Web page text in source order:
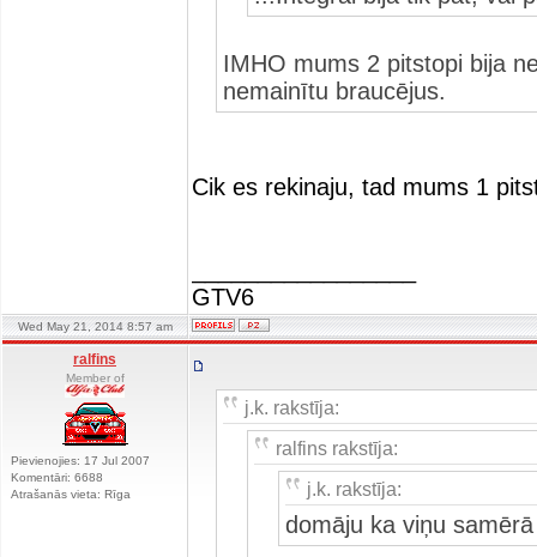
IMHO mums 2 pitstopi bija
nemainītu braucējus.
Cik es rekinaju, tad mums 1
GTV6
Wed May 21, 2014 8:57 am
ralfins
Member of
Pievienojies: 17 Jul 2007
Komentāri: 6688
Atrašanās vieta: Rīga
j.k. rakstīja:
ralfins rakstīja:
j.k. rakstīja:
domāju ka viņu